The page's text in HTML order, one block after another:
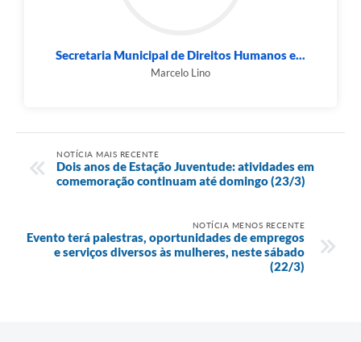
Secretaria Municipal de Direitos Humanos e...
Marcelo Lino
NOTÍCIA MAIS RECENTE
Dois anos de Estação Juventude: atividades em
comemoração continuam até domingo (23/3)
NOTÍCIA MENOS RECENTE
Evento terá palestras, oportunidades de empregos
e serviços diversos às mulheres, neste sábado
(22/3)